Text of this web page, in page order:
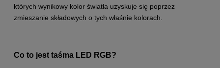
których wynikowy kolor światła uzyskuje się poprzez
zmieszanie składowych o tych właśnie kolorach.
Co to jest taśma LED RGB?